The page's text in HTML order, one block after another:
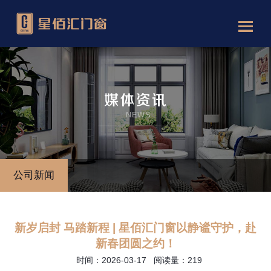
公司新闻
新岁启封 马踏新程 | 星佰汇门窗以静谧守护，赴
新春团圆之约！
时间：2026-03-17 阅读量：219